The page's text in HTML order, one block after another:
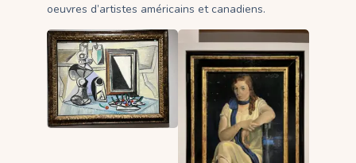
oeuvres d’artistes américains et canadiens.